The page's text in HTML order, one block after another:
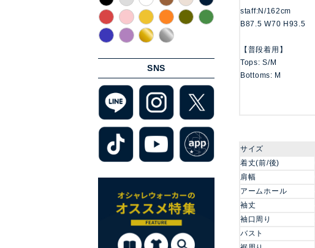
SNS
staff:N/162cm
B87.5 W70 H93.5
【普段着用】
Tops: S/M
Bottoms: M
サイズ
着丈(前/後)
肩幅
アームホール
袖丈
袖口周り
バスト